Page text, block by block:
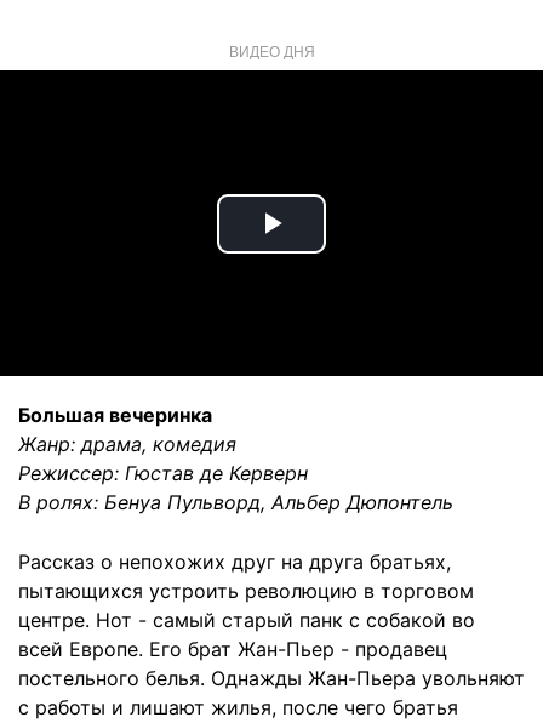
ВИДЕО ДНЯ
Play
Большая вечеринка
Жанр: драма, комедия
Режиссер: Гюстав де Керверн
В ролях: Бенуа Пульворд, Альбер Дюпонтель
Рассказ о непохожих друг на друга братьях,
пытающихся устроить революцию в торговом
центре. Нот - самый старый панк с собакой во
всей Европе. Его брат Жан-Пьер - продавец
постельного белья. Однажды Жан-Пьера увольняют
с работы и лишают жилья, после чего братья